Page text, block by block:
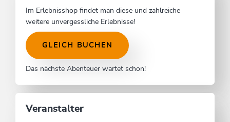
Im Erlebnisshop findet man diese und zahlreiche
weitere unvergessliche Erlebnisse!
GLEICH BUCHEN
Das nächste Abenteuer wartet schon!
Veranstalter